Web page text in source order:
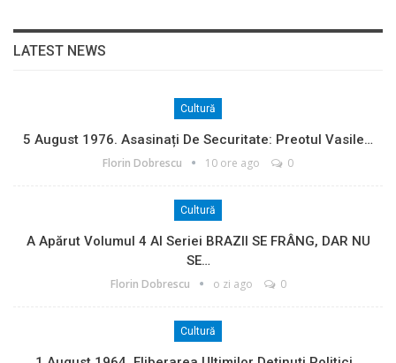
LATEST NEWS
Cultură
5 August 1976. Asasinați De Securitate: Preotul Vasile…
Florin Dobrescu 10 ore ago 0
Cultură
A Apărut Volumul 4 Al Seriei BRAZII SE FRÂNG, DAR NU
SE…
Florin Dobrescu o zi ago 0
Cultură